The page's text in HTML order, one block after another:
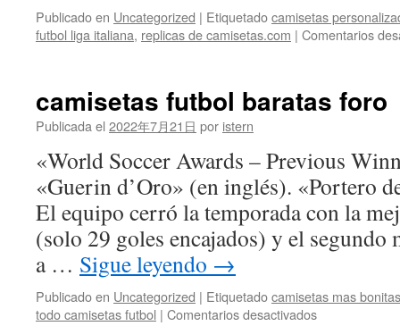
Publicado en Uncategorized | Etiquetadocamisetas
futbol liga italiana, replicas de camisetas.com | Comentarios
camisetas futbol baratas foro
Publicada el 2022年7月21日 por istern
«World Soccer Awards – Previous
«Guerin d’Oro» (en inglés). «Portero
El equipo cerró la temporada con la
(solo 29 goles encajados) y el segundo
a … Sigue leyendo →
Publicado en Uncategorized | Etiquetadocamisetas mas
todo camisetas futbol | Comentarios desactivadosen